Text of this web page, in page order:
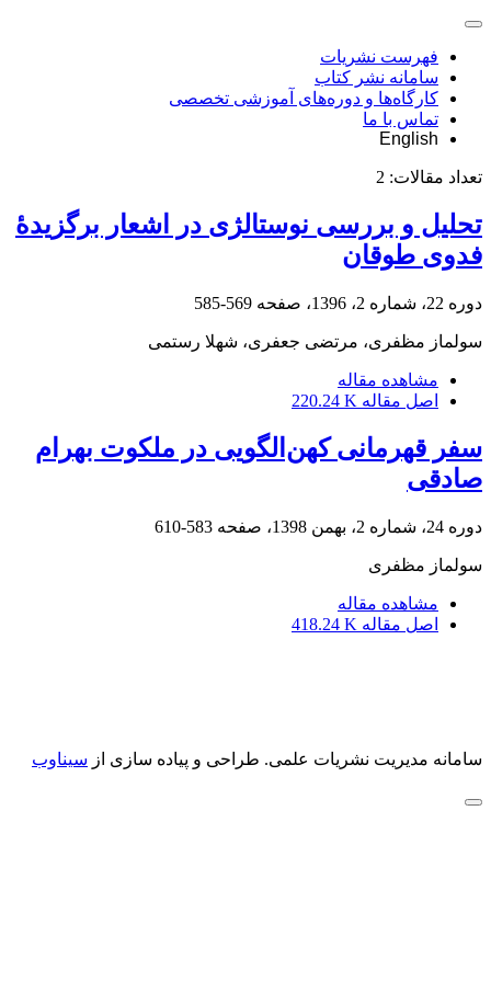
فهرست نشریات
سامانه نشر کتاب
کارگاه‌ها و دوره‌های آموزشی تخصصی
تماس با ما
English
تعداد مقالات: 2
تحلیل و بررسی نوستالژی در اشعار برگزیدۀ
فدوی طوقان
دوره 22، شماره 2، 1396، صفحه 569-585
سولماز مظفری، مرتضی جعفری، شهلا رستمی
مشاهده مقاله
اصل مقاله 220.24 K
سفر قهرمانی کهن‌الگویی در ملکوت بهرام
صادقی
دوره 24، شماره 2، بهمن 1398، صفحه 583-610
سولماز مظفری
مشاهده مقاله
اصل مقاله 418.24 K
سامانه مدیریت نشریات علمی. طراحی و پیاده سازی از سیناوب